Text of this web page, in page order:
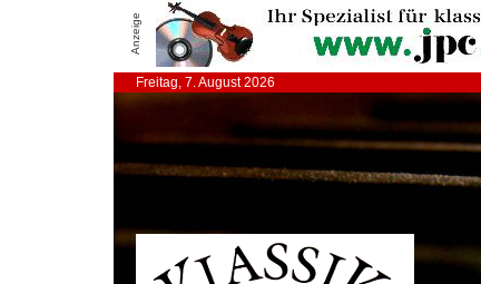
Anzeige
Freitag, 7. August 2026